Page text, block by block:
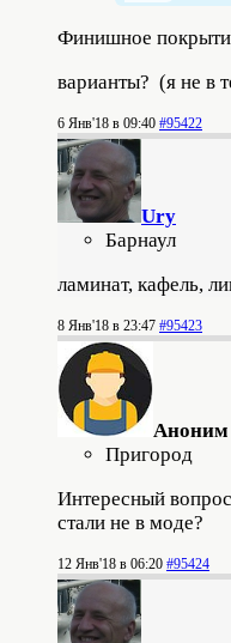
Финишное
варианты? (я не в
6 Янв'18 в 09:40 #95422
Ury
Барнаул
ламинат, кафель,
8 Янв'18 в 23:47 #95423
Аноним
Пригород
Интересный
стали не в моде?
12 Янв'18 в 06:20 #95424